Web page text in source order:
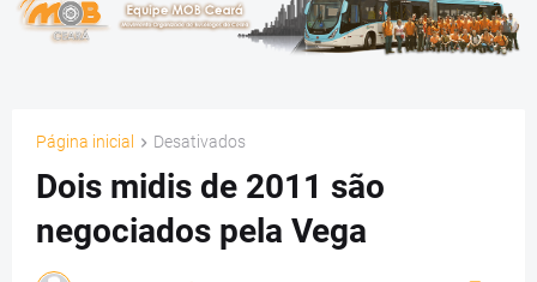
Página inicial Desativados
Dois midis de 2011 são
negociados pela Vega